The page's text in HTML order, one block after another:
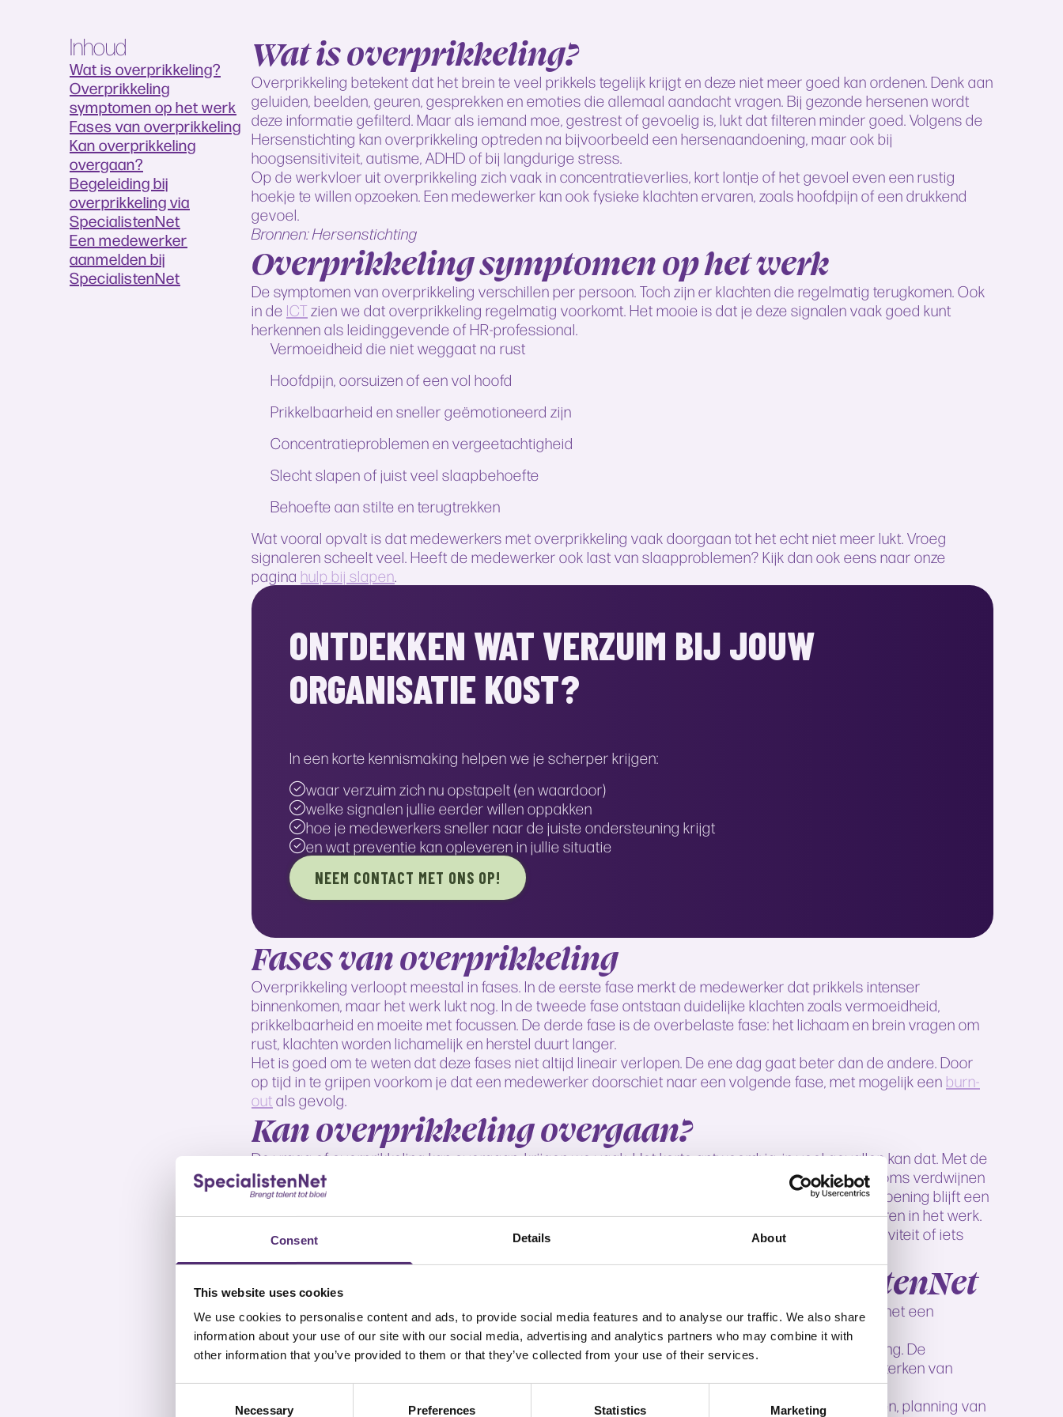
Consent Details About
This website uses cookies
We use cookies to personalise content and ads, to provide social media features and to analyse our traffic. We also share
information about your use of our site with our social media, advertising and analytics partners who may combine it with
other information that you’ve provided to them or that they’ve collected from your use of their services.
Necessary Preferences Statistics Marketing
Inhoud
Wat is overprikkeling?
Overprikkeling
symptomen op het werk
Fases van overprikkeling
Kan overprikkeling
overgaan?
Begeleiding bij
overprikkeling via
SpecialistenNet
Een medewerker
aanmelden bij
SpecialistenNet
Wat is overprikkeling?
Overprikkeling betekent dat het brein te veel prikkels tegelijk krijgt en deze niet meer goed kan ordenen. Denk aan
geluiden, beelden, geuren, gesprekken en emoties die allemaal aandacht vragen. Bij gezonde hersenen wordt
deze informatie gefilterd. Maar als iemand moe, gestrest of gevoelig is, lukt dat filteren minder goed. Volgens de
Hersenstichting kan overprikkeling optreden na bijvoorbeeld een hersenaandoening, maar ook bij
hoogsensitiviteit, autisme, ADHD of bij langdurige stress.
Op de werkvloer uit overprikkeling zich vaak in concentratieverlies, kort lontje of het gevoel even een rustig
hoekje te willen opzoeken. Een medewerker kan ook fysieke klachten ervaren, zoals hoofdpijn of een drukkend
gevoel.
Bronnen: Hersenstichting
Overprikkeling symptomen op het werk
De symptomen van overprikkeling verschillen per persoon. Toch zijn er klachten die regelmatig terugkomen. Ook
in de ICT zien we dat overprikkeling regelmatig voorkomt. Het mooie is dat je deze signalen vaak goed kunt
herkennen als leidinggevende of HR-professional.
Vermoeidheid die niet weggaat na rust
Hoofdpijn, oorsuizen of een vol hoofd
Prikkelbaarheid en sneller geëmotioneerd zijn
Concentratieproblemen en vergeetachtigheid
Slecht slapen of juist veel slaapbehoefte
Behoefte aan stilte en terugtrekken
Wat vooral opvalt is dat medewerkers met overprikkeling vaak doorgaan tot het echt niet meer lukt. Vroeg
signaleren scheelt veel. Heeft de medewerker ook last van slaapproblemen? Kijk dan ook eens naar onze
pagina hulp bij slapen.
ONTDEKKEN WAT VERZUIM BIJ JOUW
ORGANISATIE KOST?
In een korte kennismaking helpen we je scherper krijgen:
waar verzuim zich nu opstapelt (en waardoor)
welke signalen jullie eerder willen oppakken
hoe je medewerkers sneller naar de juiste ondersteuning krijgt
en wat preventie kan opleveren in jullie situatie
NEEM CONTACT MET ONS OP!
Fases van overprikkeling
Overprikkeling verloopt meestal in fases. In de eerste fase merkt de medewerker dat prikkels intenser
binnenkomen, maar het werk lukt nog. In de tweede fase ontstaan duidelijke klachten zoals vermoeidheid,
prikkelbaarheid en moeite met focussen. De derde fase is de overbelaste fase: het lichaam en brein vragen om
rust, klachten worden lichamelijk en herstel duurt langer.
Het is goed om te weten dat deze fases niet altijd lineair verlopen. De ene dag gaat beter dan de andere. Door
op tijd in te grijpen voorkom je dat een medewerker doorschiet naar een volgende fase, met mogelijk een burn-
out als gevolg.
Kan overprikkeling overgaan?
De vraag of overprikkeling kan overgaan, krijgen we vaak. Het korte antwoord: ja, in veel gevallen kan dat. Met de
juiste aanpak, voldoende rust en begeleiding leren medewerkers hoe ze met prikkels omgaan. Soms verdwijnen
klachten volledig, soms leert iemand er beter mee leven. Bij overprikkeling door een hersenaandoening blijft een
deel van de gevoeligheid soms aanwezig, maar ook dan helpt begeleiding om beter te functioneren in het werk.
Belangrijk is dat de oorzaak in beeld komt. Komt het door werkdruk, een privésituatie, hoogsensitiviteit of iets
Begeleiding bij overprikkeling via SpecialistenNet
Bij SpecialistenNet zorgen we dat een medewerker snel passende hulp krijgt. Het traject begint met een
matchgesprek waarin de hulpvraag scherp wordt. Daarna koppelen we de medewerker aan een
bedrijfspsycholoog,coachof bedrijfsmaatschappelijk werkerdie ervaring heeft met overprikkeling. De
begeleiding richt zich op het herkennen van prikkels, het aanleren van rustmomenten en het versterken van
grenzen.
In een traject werkt de medewerker aan praktische handvatten. Denk aan ademhalingsoefeningen, planning van